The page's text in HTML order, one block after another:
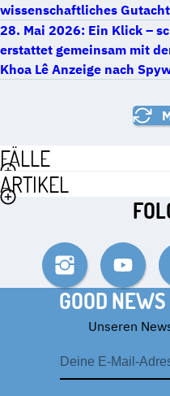
wissenschaftliches
28. Mai 2026: Ein Klick –
erstattet gemeinsam mit
Khoa Lê Anzeige nach
FÄLLE
ARTIKEL
Instagram
GOOD
Unseren
E-
Mail-
Adresse